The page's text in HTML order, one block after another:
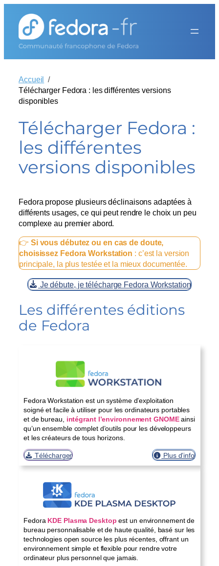
contenu
Accueil
Télécharger Fedora : les différentes versions
disponibles
Télécharger Fedora :
les différentes
versions disponibles
Fedora propose plusieurs déclinaisons adaptées à
différents usages, ce qui peut rendre le choix un peu
complexe au premier abord.
👉 Si vous débutez ou en cas de doute,
choisissez Fedora Workstation : c’est la version
principale, la plus testée et la mieux documentée.
Je débute, je télécharge Fedora Workstation
Les différentes éditions
de Fedora
Fedora Workstation est un système d’exploitation
soigné et facile à utiliser pour les ordinateurs portables
et de bureau, intégrant l’environnement GNOME ainsi
qu’un ensemble complet d’outils pour les développeurs
et les créateurs de tous horizons.
Télécharger
Plus d’info
Fedora KDE Plasma Desktop est un environnement de
bureau personnalisable et de haute qualité, basé sur les
technologies open source les plus récentes, offrant un
environnement simple et flexible pour rendre votre
ordinateur plus personnel que jamais.